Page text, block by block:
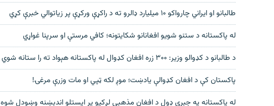
طالبانو او ایراني چارواکو ۱۰ میلیارد ډالرو ته د راکړې ورکړې پر زیاتوالي خبرې کړي
له پاکستانه د ستنو شویو افغانانو شکایتونه؛ کافي مرستې او سرپنا غواړي
د طالبانو د کډوالو وزیر: ۳۰۰ زره افغان کډوال له پاکستانه هېواد ته را ستانه شوي
پاکستان کې د افغان کډوالې یادښت؛ موږ لکه ټپي او مات وزرې مرغۍ!
له پاکستانه په جبري ډول د افغان مذهبي لږکیو پر ایستلو اندېښنه وښودل شوه